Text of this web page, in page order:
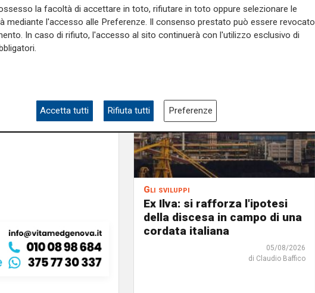
Imperia sin dal 2020e
hashish e marijuana. I
rito alternativo.
Liguria seguiteci sul
Gli sviluppi
Ex Ilva: si rafforza l'ipotesi
della discesa in campo di una
cordata italiana
05/08/2026
di Claudio Baffico
la facoltà di accettare in toto, rifiutare in toto oppure selezionare le
mediante l'accesso alle Preferenze. Il consenso prestato può essere revocato
In caso di rifiuto, l'accesso al sito continuerà con l'utilizzo esclusivo di
Accetta tutti Rifiuta tutti Preferenze